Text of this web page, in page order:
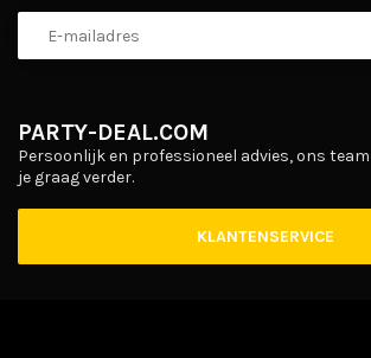
PARTY-DEAL.COM
Persoonlijk en professioneel advies, ons
je graag verder.
KLANTENSERVICE